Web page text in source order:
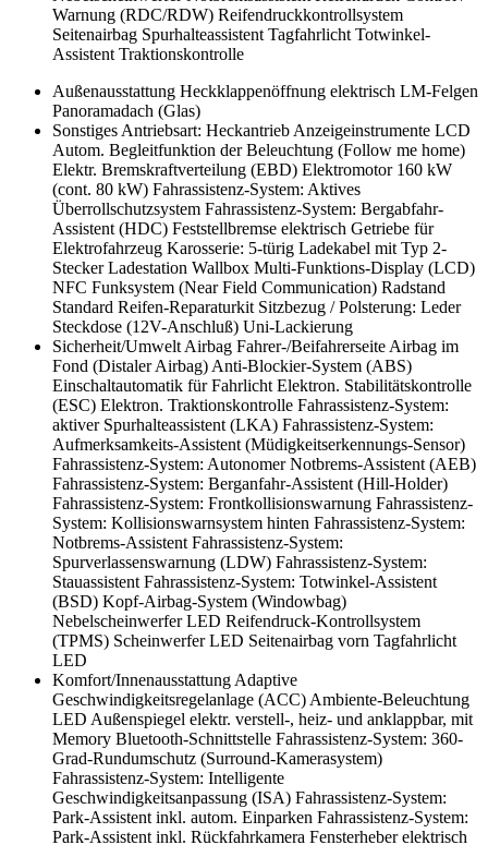
Warnung (RDC/RDW) Reifendruckkontrollsystem
Seitenairbag Spurhalteassistent Tagfahrlicht Totwinkel-
Assistent Traktionskontrolle
Außenausstattung Heckklappenöffnung elektrisch LM-Felgen
Panoramadach (Glas)
Sonstiges Antriebsart: Heckantrieb Anzeigeinstrumente LCD
Autom. Begleitfunktion der Beleuchtung (Follow me home)
Elektr. Bremskraftverteilung (EBD) Elektromotor 160 kW
(cont. 80 kW) Fahrassistenz-System: Aktives
Überrollschutzsystem Fahrassistenz-System: Bergabfahr-
Assistent (HDC) Feststellbremse elektrisch Getriebe für
Elektrofahrzeug Karosserie: 5-türig Ladekabel mit Typ 2-
SteckerLadestation Wallbox Multi-Funktions-Display (LCD)
NFC Funksystem (Near Field Communication) Radstand
Standard Reifen-Reparaturkit Sitzbezug / Polsterung: Leder
Steckdose (12V-Anschluß) Uni-Lackierung
Sicherheit/Umwelt Airbag Fahrer-/Beifahrerseite Airbag im
Fond (Distaler Airbag) Anti-Blockier-System (ABS)
Einschaltautomatik für Fahrlicht Elektron. Stabilitätskontrolle
(ESC) Elektron. Traktionskontrolle Fahrassistenz-System:
aktiver Spurhalteassistent (LKA) Fahrassistenz-System:
Aufmerksamkeits-Assistent (Müdigkeitserkennungs-Sensor)
Fahrassistenz-System: Autonomer Notbrems-Assistent (AEB)
Fahrassistenz-System: Berganfahr-Assistent (Hill-Holder)
Fahrassistenz-System: Frontkollisionswarnung Fahrassistenz-
System: Kollisionswarnsystem hinten Fahrassistenz-System:
Notbrems-Assistent Fahrassistenz-System:
Spurverlassenswarnung (LDW) Fahrassistenz-System:
Stauassistent Fahrassistenz-System: Totwinkel-Assistent
(BSD) Kopf-Airbag-System (Windowbag)
Nebelscheinwerfer LED Reifendruck-Kontrollsystem
(TPMS) Scheinwerfer LED Seitenairbag vorn Tagfahrlicht
LED
Komfort/Innenausstattung Adaptive
Geschwindigkeitsregelanlage (ACC) Ambiente-Beleuchtung
LED Außenspiegel elektr. verstell-, heiz- und anklappbar, mit
Memory Bluetooth-Schnittstelle Fahrassistenz-System: 360-
Grad-Rundumschutz (Surround-Kamerasystem)
Fahrassistenz-System: Intelligente
Geschwindigkeitsanpassung (ISA) Fahrassistenz-System:
Park-Assistent inkl. autom. Einparken Fahrassistenz-System:
Park-Assistent inkl. Rückfahrkamera Fensterheber elektrisch